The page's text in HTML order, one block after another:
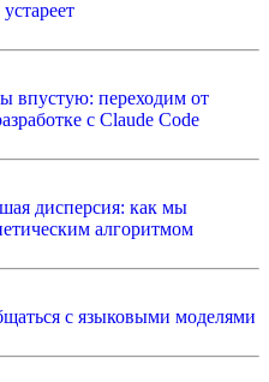
впустую: переходим от
с Claude Code
дисперсия: как мы
алгоритмом
с языковыми моделями